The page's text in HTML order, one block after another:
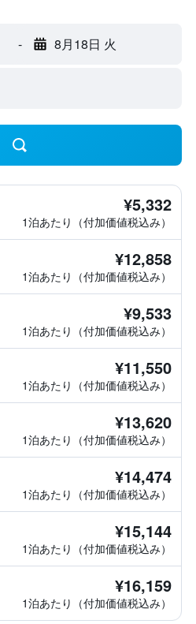
- 8月18日 火
¥5,332
1泊あたり（付加価値税込み）
¥12,858
1泊あたり（付加価値税込み）
¥9,533
1泊あたり（付加価値税込み）
¥11,550
1泊あたり（付加価値税込み）
¥13,620
1泊あたり（付加価値税込み）
¥14,474
1泊あたり（付加価値税込み）
¥15,144
1泊あたり（付加価値税込み）
¥16,159
1泊あたり（付加価値税込み）